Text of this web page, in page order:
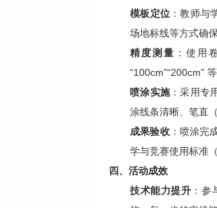
模板定位 ：教师与
场地标线等方式确
精度测量 ：使用
“100cm”“200cm”
喷涂实施：采用专
涂线条清晰、笔直
成果验收：喷涂完
学与竞赛使用标准
四、活动成效
技术能力提升 ：